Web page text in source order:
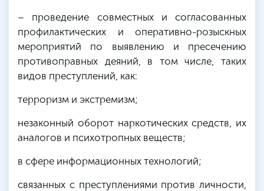
– проведение совместных и согласованных
профилактических и оперативно-розыскных
мероприятий по выявлению и пресечению
противоправных деяний, в том числе, таких
видов преступлений, как:
терроризм и экстремизм;
незаконный оборот наркотических средств, их
аналогов и психотропных веществ;
в сфере информационных технологий;
связанных с преступлениями против личности,